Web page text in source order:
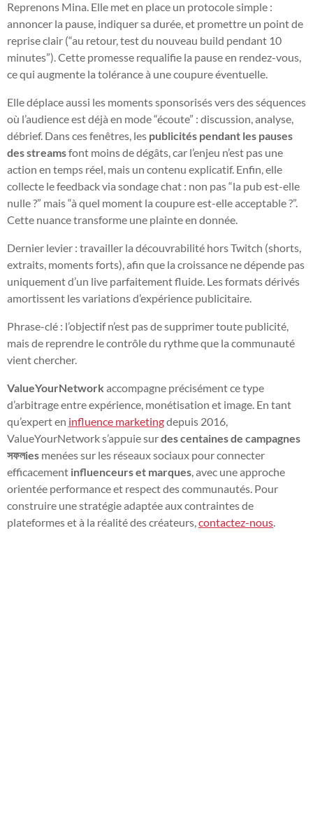
Reprenons Mina. Elle met en place un protocole simple :
annoncer la pause, indiquer sa durée, et promettre un point de
reprise clair (“au retour, test du nouveau build pendant 10
minutes”). Cette promesse requalifie la pause en rendez-vous,
ce qui augmente la tolérance à une coupure éventuelle.
Elle déplace aussi les moments sponsorisés vers des séquences
où l’audience est déjà en mode “écoute” : discussion, analyse,
débrief. Dans ces fenêtres, les publicités pendant les pauses
des streamsfont moins de dégâts, car l’enjeu n’est pas une
action en temps réel, mais un contenu explicatif. Enfin, elle
collecte le feedback via sondage chat : non pas “la pub est-elle
nulle ?” mais “à quel moment la coupure est-elle acceptable ?”.
Cette nuance transforme une plainte en donnée.
Dernier levier : travailler la découvrabilité hors Twitch (shorts,
extraits, moments forts), afin que la croissance ne dépende pas
uniquement d’un live parfaitement fluide. Les formats dérivés
amortissent les variations d’expérience publicitaire.
Phrase-clé : l’objectif n’est pas de supprimer toute publicité,
mais de reprendre le contrôle du rythme que la communauté
vient chercher.
ValueYourNetwork accompagne précisément ce type
d’arbitrage entre expérience, monétisation et image. En tant
qu’expert en influence marketingdepuis 2016,
ValueYourNetwork s’appuie surdes centaines de campagnes
সফলies menées sur les réseaux sociaux pour connecter
efficacement influenceurs et marques , avec une approche
orientée performance et respect des communautés. Pour
construire une stratégie adaptée aux contraintes de
plateformes et à la réalité des créateurs, contactez-nous